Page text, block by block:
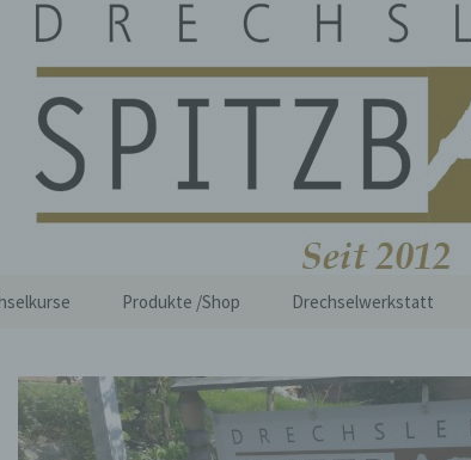
Produkte /Shop Drechselwerkstatt